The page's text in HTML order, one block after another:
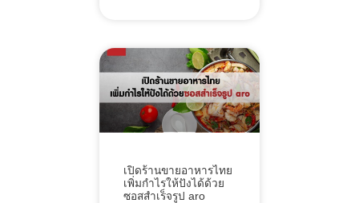
เปิดร้านขายอาหารไทย
เพิ่มกำไรให้ปังได้ด้วย
ซอสสำเร็จรูป aro